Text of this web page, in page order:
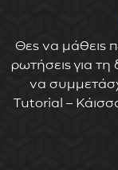
Θες να μάθεις
ρωτήσεις για τη
να
Tutorial –